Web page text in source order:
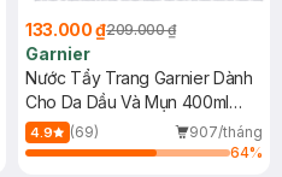
133.000 ₫209.000 ₫
Garnier
Nước Tẩy Trang Garnier Dành
Cho Da Dầu Và Mụn 400ml
(Mới)
4.9 (69)
907/tháng
64%